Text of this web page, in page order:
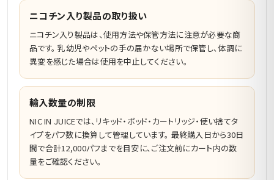
ニコチン入り製品の取り扱い
ニコチン入り製品は、使用方法や保管方法に注意が必要な商
品です。 乳幼児やペットの手の届かない場所で保管し、体調に
異変を感じた場合は使用を中止してください。
輸入数量の制限
NIC IN JUICEでは、リキッド・ポッド・カートリッジ・使い捨てタ
イプをパフ数に換算して管理しています。 最終購入日から30日
間で合計12,000パフまでを目安に、ご注文前にカート内の数
量をご確認ください。